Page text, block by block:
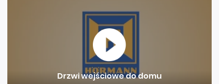
Drzwi wejściowe do domu